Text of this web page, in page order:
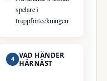
spelare i
truppförteckningen
4 VAD HÄNDER
HÄRNÄST